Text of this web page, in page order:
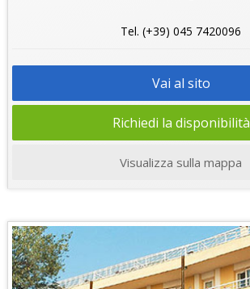
Tel. (+39) 045 7420096
Vai al sito
Richiedi la disponibilità
Visualizza sulla mappa